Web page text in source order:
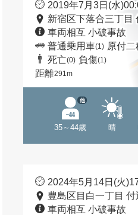
2019年7月3日(水
新宿区下落合三丁目
車両相互 小破事故
普通乗用車(1) 原付
死亡(0) 負傷(1)
距離291m
35～44歳
他
晴
2024年5月14日(火
豊島区目白一丁目 付
車両相互 小破事故